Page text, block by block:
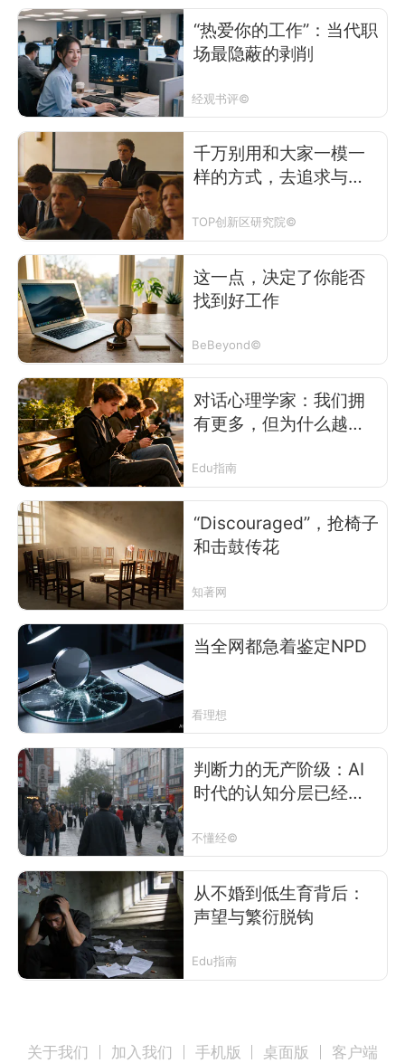
“热爱你的工作”：当代职
场最隐蔽的剥削
经观书评©
千万别用和大家一模一
样的方式，去追求与众
TOP创新区研究院©
这一点，决定了你能否
找到好工作
BeBeyond©
对话心理学家：我们拥
有更多，但为什么越来
Edu指南
“Discouraged”，抢椅子
和击鼓传花
知著网
当全网都急着鉴定NPD
看理想
判断力的无产阶级：AI
时代的认知分层已经开
不懂经©
从不婚到低生育背后：
声望与繁衍脱钩
Edu指南
关于我们 加入我们 手机版 桌面版 客户端